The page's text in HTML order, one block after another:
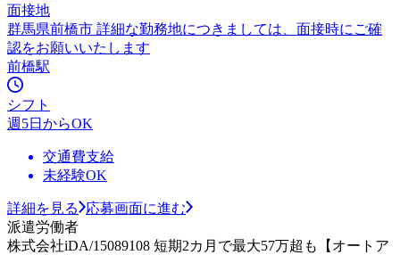
面接地
群馬県前橋市 詳細な勤務地につきましては、面接時にご確
認をお願いいたします
前橋駅
シフト
週5日からOK
交通費支給
未経験OK
詳細を見る
応募画面に進む
派遣労働者
株式会社iDA/15089108 短期2カ月で最大57万超も【オートア